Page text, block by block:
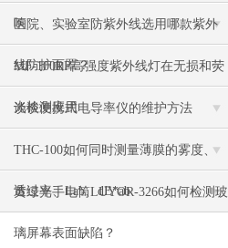
响
医院、实验室防紫外线选用哪款紫外
线防护面罩？
MF-100RP高强度紫外线灯在无损和荧
光检测应用
谈谈便携式电导率仪的维护方法
THC-100如何同时测量薄膜的雾度、
透过率、Lab、dE*ab
黄绿光手电筒LUYOR-3266如何检测玻
璃屏幕表面缺陷？